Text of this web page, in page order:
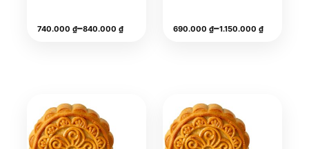
740.000 ₫–840.000 ₫
Khoảng
giá:
phẩm
này
có
690.000 ₫–1.150.000 ₫
Khoảng
giá:
phẩm
này
có